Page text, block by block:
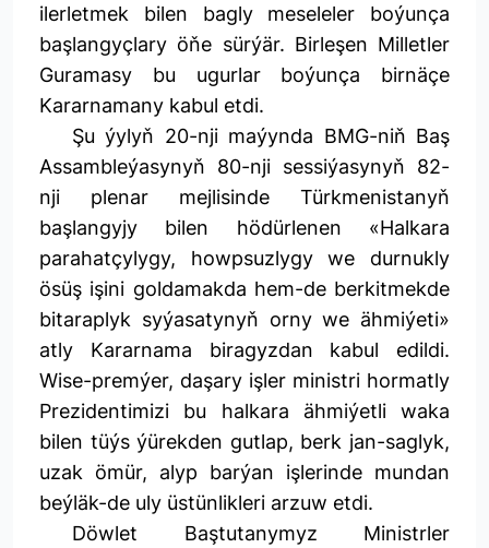
ilerletmek bilen bagly meseleler boýunça
başlangyçlary öňe sürýär. Birleşen Milletler
Guramasy bu ugurlar boýunça birnäçe
Kararnamany kabul etdi.
Şu ýylyň 20-nji maýynda BMG-niň Baş
Assambleýasynyň 80-nji sessiýasynyň 82-
nji plenar mejlisinde Türkmenistanyň
başlangyjy bilen hödürlenen «Halkara
parahatçylygy, howpsuzlygy we durnukly
ösüş işini goldamakda hem-de berkitmekde
bitaraplyk syýasatynyň orny we ähmiýeti»
atly Kararnama biragyzdan kabul edildi.
Wise-premýer, daşary işler ministri hormatly
Prezidentimizi bu halkara ähmiýetli waka
bilen tüýs ýürekden gutlap, berk jan-saglyk,
uzak ömür, alyp barýan işlerinde mundan
beýläk-de uly üstünlikleri arzuw etdi.
Döwlet Baştutanymyz Ministrler